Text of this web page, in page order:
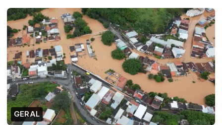
GERAL